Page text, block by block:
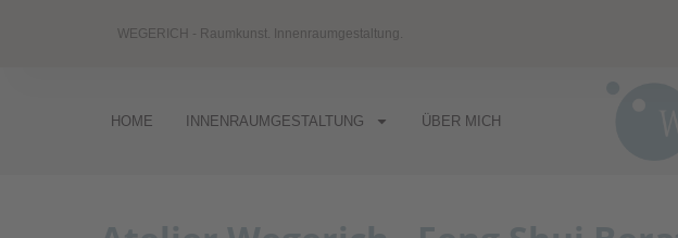
WEGERICH - Raumkunst. Innenraumgestaltung.
HOME INNENRAUMGESTALTUNG ÜBER MICH